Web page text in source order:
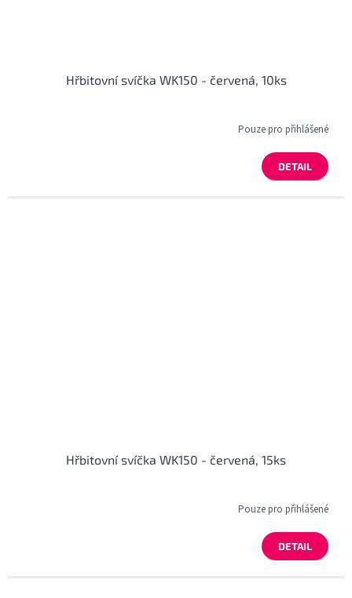
Hřbitovní svíčka WK150 - červená, 10ks
Pouze pro přihlášené
DETAIL
Hřbitovní svíčka WK150 - červená, 15ks
Pouze pro přihlášené
DETAIL